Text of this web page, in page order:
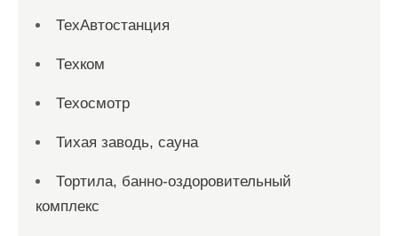
ТехАвтостанция
Техком
Техосмотр
Тихая заводь, сауна
Тортила, банно-оздоровительный
комплекс